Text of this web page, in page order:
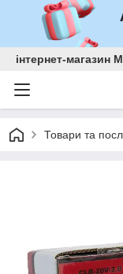
інтернет-магазин
Товари та